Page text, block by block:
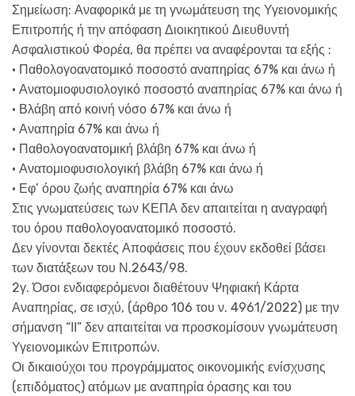
Σημείωση: Αναφορικά με τη γνωμάτευση της Υγειονομικής
Επιτροπής ή την απόφαση Διοικητικού Διευθυντή
Ασφαλιστικού Φορέα, θα πρέπει να αναφέρονται τα εξής :
• Παθολογοανατομικό ποσοστό αναπηρίας 67% και άνω ή
• Ανατομιοφυσιολογικό ποσοστό αναπηρίας 67% και άνω ή
• Βλάβη από κοινή νόσο 67% και άνω ή
• Αναπηρία 67% και άνω ή
• Παθολογοανατομική βλάβη 67% και άνω ή
• Ανατομιοφυσιολογική βλάβη 67% και άνω ή
• Εφ’ όρου ζωής αναπηρία 67% και άνω
Στις γνωματεύσεις των ΚΕΠΑ δεν απαιτείται η αναγραφή
του όρου παθολογοανατομικό ποσοστό.
Δεν γίνονται δεκτές Αποφάσεις που έχουν εκδοθεί βάσει
των διατάξεων του Ν.2643/98.
2γ. Όσοι ενδιαφερόμενοι διαθέτουν Ψηφιακή Κάρτα
Αναπηρίας, σε ισχύ, (άρθρο 106 του ν. 4961/2022) με την
σήμανση “ΙΙ” δεν απαιτείται να προσκομίσουν γνωμάτευση
Υγειονομικών Επιτροπών.
Οι δικαιούχοι του προγράμματος οικονομικής ενίσχυσης
(επιδόματος) ατόμων με αναπηρία όρασης και του